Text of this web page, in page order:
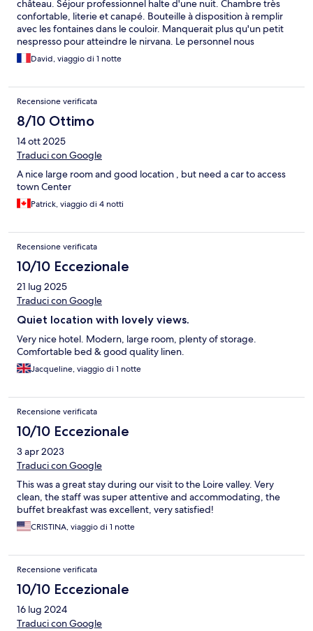
château. Séjour professionnel halte d'une nuit. Chambre très
confortable, literie et canapé. Bouteille à disposition à remplir
avec les fontaines dans le couloir. Manquerait plus qu'un petit
nespresso pour atteindre le nirvana. Le personnel nous
reconnait et se montre toujours aussi serviable et accueillant.
David, viaggio di 1 notte
Recensione verificata
8/10 Ottimo
14 ott 2025
Traduci con Google
A nice large room and good location , but need a car to access
town Center
Patrick, viaggio di 4 notti
Recensione verificata
10/10 Eccezionale
21 lug 2025
Traduci con Google
Quiet location with lovely views.
Very nice hotel. Modern, large room, plenty of storage.
Comfortable bed & good quality linen.
Jacqueline, viaggio di 1 notte
Recensione verificata
10/10 Eccezionale
3 apr 2023
Traduci con Google
This was a great stay during our visit to the Loire valley. Very
clean, the staff was super attentive and accommodating, the
buffet breakfast was excellent, very satisfied!
CRISTINA, viaggio di 1 notte
Recensione verificata
10/10 Eccezionale
16 lug 2024
Traduci con Google